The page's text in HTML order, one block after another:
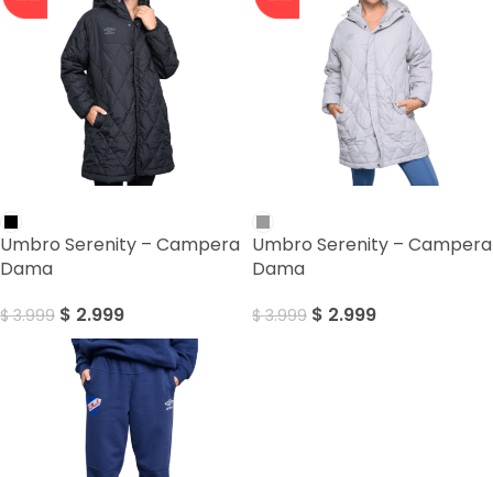
Umbro Serenity – Campera
Dama
$3.999 $ 2.999
Umbro Serenity – Campera
Dama
$3.999 $ 2.999